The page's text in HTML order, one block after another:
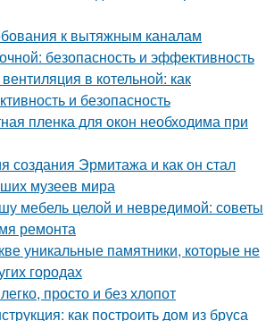
к вытяжным каналам
безопасность и эффективность
в котельной: как
и безопасность
пленка для окон необходима при
создания Эрмитажа и как он стал
музеев мира
мебель целой и невредимой: советы
ремонта
уникальные памятники, которые не
городах
просто и без хлопот
как построить дом из бруса